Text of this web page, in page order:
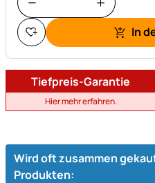
In
Tiefpreis-Garantie
Hier mehr erfahren.
Wird oft zusammen
Produkten: